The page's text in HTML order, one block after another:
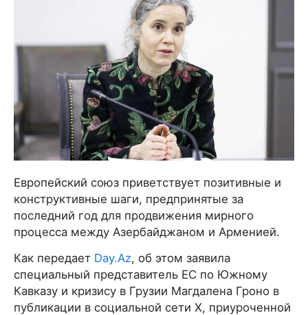
Европейский союз приветствует позитивные и
конструктивные шаги, предпринятые за
последний год для продвижения мирного
процесса между Азербайджаном и Арменией.
Как передает Day.Az, об этом заявила
специальный представитель ЕС по Южному
Кавказу и кризису в Грузии Магдалена Гроно в
публикации в социальной сети X, приуроченной